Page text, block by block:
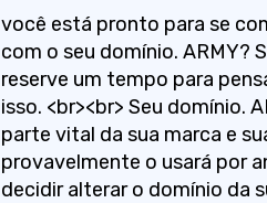
você está pronto para se
com o seu domínio. ARMY?
reserve um tempo para
isso. <br><br> Seu domínio.
parte vital da sua marca e
provavelmente o usará por
decidir alterar o domínio da